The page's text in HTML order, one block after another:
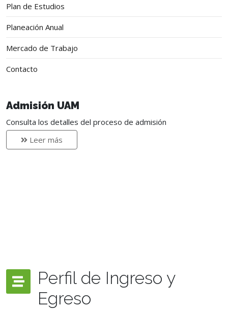
Plan de Estudios
Planeación Anual
Mercado de Trabajo
Contacto
Admisión UAM
Consulta los detalles del proceso de admisión
Leer más
Perfil de Ingreso y
Egreso